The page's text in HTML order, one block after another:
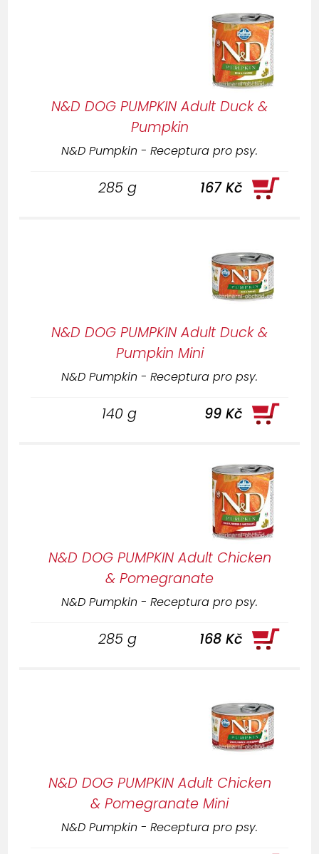
N&D DOG PUMPKIN Adult Duck &
Pumpkin
N&D Pumpkin - Receptura pro psy.
285 g 167 Kč
N&D DOG PUMPKIN Adult Duck &
Pumpkin Mini
N&D Pumpkin - Receptura pro psy.
140 g 99 Kč
N&D DOG PUMPKIN Adult Chicken
& Pomegranate
N&D Pumpkin - Receptura pro psy.
285 g 168 Kč
N&D DOG PUMPKIN Adult Chicken
& Pomegranate Mini
N&D Pumpkin - Receptura pro psy.